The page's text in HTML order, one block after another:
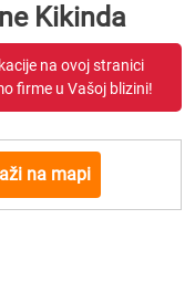
Kikinda
na ovoj stranici
firme u Vašoj blizini!
na mapi